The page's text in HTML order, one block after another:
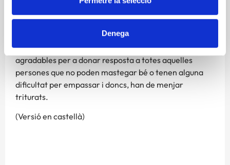
Denega
Pública de Catalunya i coordinat per la Fundació
Catalunya La Pedrera, que serveix per a preparar plats
triturats plens de sabors, color, aromes i formes
agradables per a donar resposta a totes aquelles
persones que no poden mastegar bé o tenen alguna
dificultat per empassar i doncs, han de menjar
triturats.
(Versió en castellà)